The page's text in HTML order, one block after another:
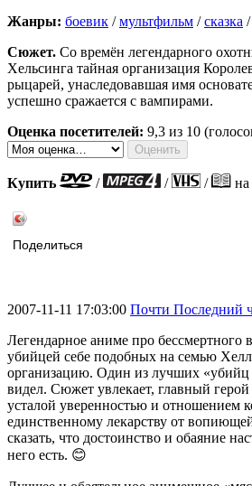
Жанры: боевик /мультфильм /сказка /
Сюжет. Со времён легендарного
Хельсинга тайная организация
рыцарей, унаследовавшая имя
успешно сражается с вампирами.
Оценка посетителей: 9,3 из 10
Купить / / / на
Поделиться
2007-11-11 17:03:00 Почти Последний
Легендарное аниме про бессмертного
убийцей себе подобных на семью
организацию. Один из лучших «убийц
видел. Сюжет увлекает, главный герой
усталой уверенностью и отношением
единственному лекарству от
сказать, что достоинство и обаяние
него есть. 😊